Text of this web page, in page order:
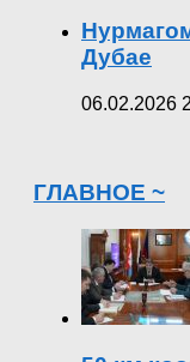
Дубае
06.02.2026
ГЛАВНОЕ ~